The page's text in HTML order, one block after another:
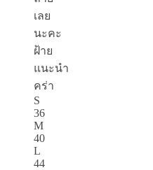
เลย
นะคะ
ฝ้าย
แนะนำ
คร่า
S
36
M
40
L
44